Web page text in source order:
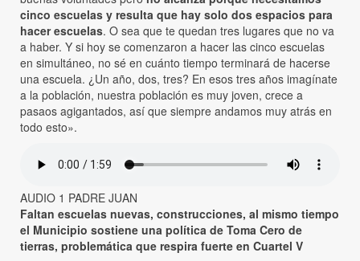
cinco escuelas y resulta que hay solo dos espacios para
hacer escuelas. O sea que te quedan tres lugares que no va
a haber. Y si hoy se comenzaron a hacer las cinco escuelas
en simultáneo, no sé en cuánto tiempo terminará de hacerse
una escuela. ¿Un año, dos, tres? En esos tres años imagínate
a la población, nuestra población es muy joven, crece a
pasaos agigantados, así que siempre andamos muy atrás en
todo esto».
AUDIO 1 PADRE JUAN
Faltan escuelas nuevas, construcciones, al mismo tiempo
el Municipio sostiene una política de Toma Cero de
tierras, problemática que respira fuerte en Cuartel V